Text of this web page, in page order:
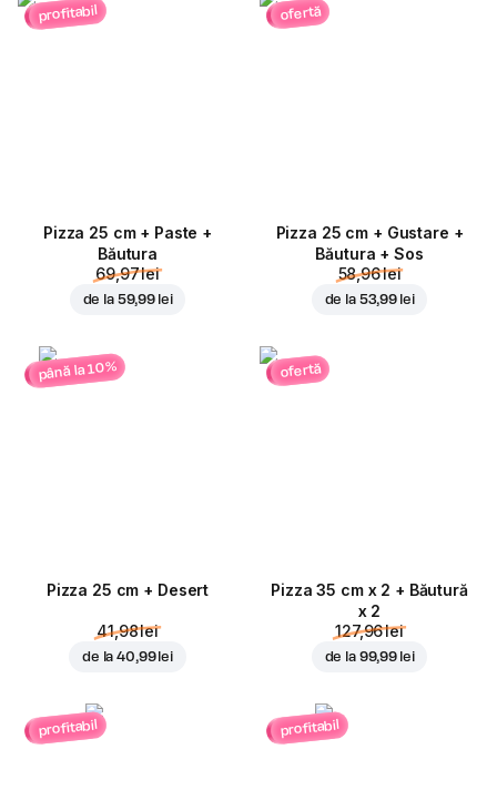
profitabil
Pizza 25 cm + Paste +
Băutura
69,97 lei
de la 59,99 lei
ofertă
Pizza 25 cm + Gustare +
Băutura + Sos
58,96 lei
de la 53,99 lei
până la 10%
Pizza 25 cm + Desert
41,98 lei
de la40,99 lei
ofertă
Pizza 35 cm x 2 + Băutură
x 2
127,96 lei
de la 99,99 lei
profitabil profitabil